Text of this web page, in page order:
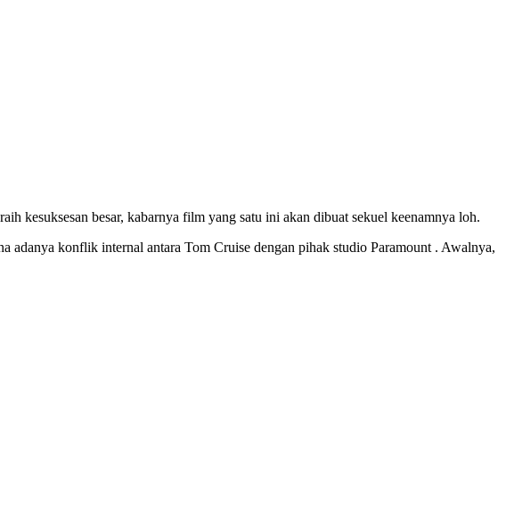
kesuksesan besar, kabarnya film yang satu ini akan dibuat sekuel keenamnya loh.
adanya konflik internal antara Tom Cruise dengan pihak studio Paramount . Awalnya,